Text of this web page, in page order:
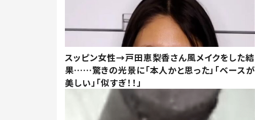
スッピン女性→戸田恵梨香さん風メイクをした結
果……驚きの光景に「本人かと思った」「ベースが
美しい」「似すぎ！！」